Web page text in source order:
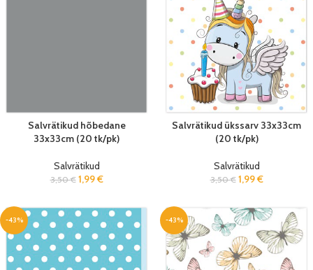
Salvrätikud hõbedane
33x33cm (20 tk/pk)
Salvrätikud
3,50€ 1,99€
Salvrätikud ükssarv 33x33cm
(20 tk/pk)
Salvrätikud
3,50€ 1,99€
-43% -43%